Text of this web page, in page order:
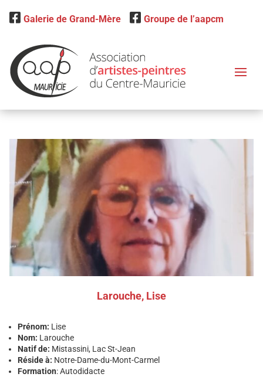
Galerie de Grand-Mère Groupe de l’aapcm
Larouche, Lise
Prénom: Lise
Nom: Larouche
Natif de: Mistassini, Lac St-Jean
Réside à: Notre-Dame-du-Mont-Carmel
Formation: Autodidacte